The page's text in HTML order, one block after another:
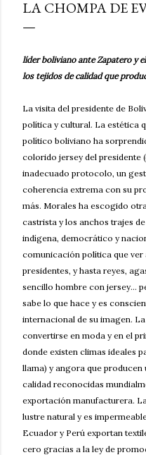
LA CHOMPA DE
líder boliviano ante Zapatero y
los tejidos de calidad que
La visita del presidente de
política y cultural. La estética
político boliviano ha
colorido jersey del presidente
inadecuado protocolo, un
coherencia extrema con su
más. Morales ha escogido
castrista y los anchos trajes
indígena, democrático y
comunicación política que ver
presidentes, y hasta reyes,
sencillo hombre con jersey...
sabe lo que hace y es
internacional de su imagen.
convertirse en moda y en el
donde existen climas ideales
llama) y angora que producen
calidad reconocidas
exportación manufacturera.
lustre natural y es
Ecuador y Perú exportan
cero gracias a la ley de